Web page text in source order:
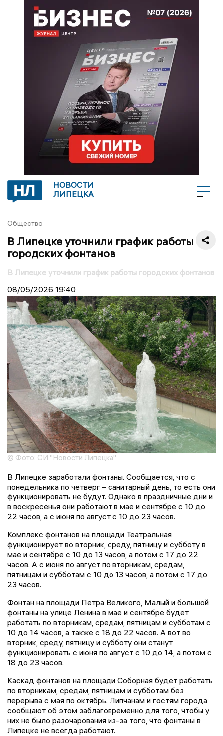
НОВОСТИ
ЛИПЕЦКА
Общество
В Липецке уточнили график работы
городских фонтанов
В Липецке уточнили график работы городских фонтанов
08/05/2026 19:40
© Фото: СИ "Новости Липецка"
В Липецке заработали фонтаны. Сообщается, что с
понедельника по четверг – санитарный день, то есть они
функционировать не будут. Однако в праздничные дни и
в воскресенья они работают в мае и сентябре с 10 до
22 часов, а с июня по август с 10 до 23 часов.
Комплекс фонтанов на площади Театральная
функционирует во вторник, среду, пятницу и субботу в
мае и сентябре с 10 до 13 часов, а потом с 17 до 22
часов. А с июня по август по вторникам, средам,
пятницам и субботам с 10 до 13 часов, а потом с 17 до
23 часов.
Фонтан на площади Петра Великого, Малый и большой
фонтаны на улице Ленина в мае и сентябре будет
работать по вторникам, средам, пятницам и субботам с
10 до 14 часов, а также с 18 до 22 часов. А вот во
вторник, среду, пятницу и субботу они станут
функционировать с июня по август с 10 до 14, а потом с
18 до 23 часов.
Каскад фонтанов на площади Соборная будет работать
по вторникам, средам, пятницам и субботам без
перерыва с мая по октябрь. Липчанам и гостям города
сообщают об этом заблаговременно для того, чтобы у
них не было разочарования из-за того, что фонтаны в
Липецке не всегда работают.